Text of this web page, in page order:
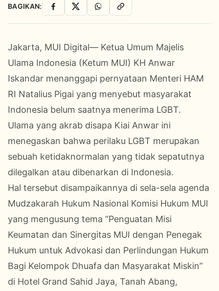
BAGIKAN: Facebook
X WhatsAppSalin Link
Jakarta, MUI Digital— Ketua Umum Majelis
Ulama Indonesia (Ketum MUI) KH Anwar
Iskandar menanggapi pernyataan Menteri HAM
RI Natalius Pigai yang menyebut masyarakat
Indonesia belum saatnya menerima LGBT.
Ulama yang akrab disapa Kiai Anwar ini
menegaskan bahwa perilaku LGBT merupakan
sebuah ketidaknormalan yang tidak sepatutnya
dilegalkan atau dibenarkan di Indonesia.
Hal tersebut disampaikannya di sela-sela agenda
Mudzakarah Hukum Nasional Komisi Hukum MUI
yang mengusung tema “Penguatan Misi
Keumatan dan Sinergitas MUI dengan Penegak
Hukum untuk Advokasi dan Perlindungan Hukum
Bagi Kelompok Dhuafa dan Masyarakat Miskin”
di Hotel Grand Sahid Jaya, Tanah Abang,